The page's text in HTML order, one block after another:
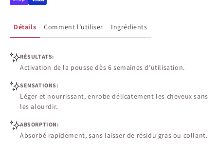
Détails Comment l’utiliser Ingrédients
RÉSULTATS:
Activation de la pousse dès 6 semaines d’utilisation.
SENSATIONS:
Léger et nourrissant, enrobe délicatement les cheveux sans
les alourdir.
ABSORPTION:
Absorbé rapidement, sans laisser de résidu gras ou collant.